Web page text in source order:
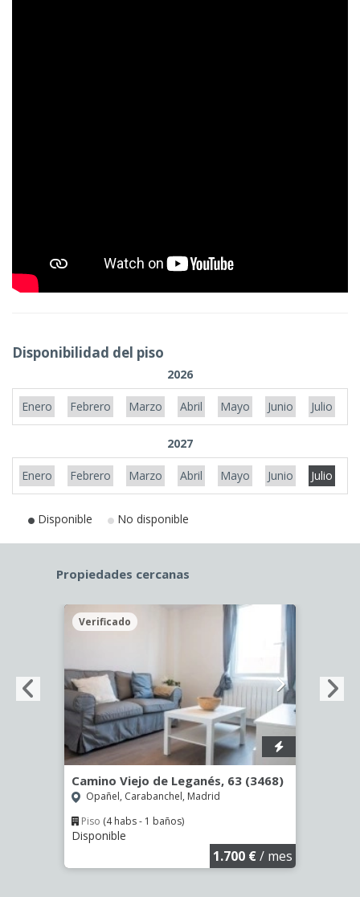
Disponibilidad del piso
2026
Enero Febrero Marzo Abril Mayo Junio Julio
2027
Enero Febrero Marzo Abril Mayo Junio Julio
Disponible No disponible
Propiedades cercanas
Verificado
Camino Viejo de Leganés, 63 (3468)
Opañel, Carabanchel, Madrid
Piso (4 habs - 1 baños)
Disponible
1.700 €/ mes